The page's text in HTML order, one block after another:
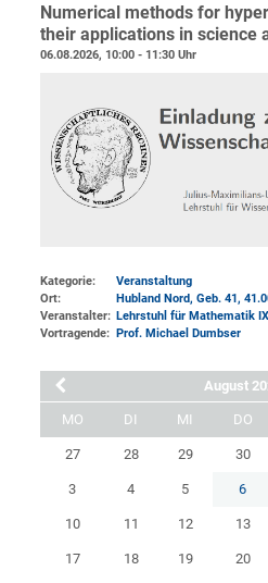
Numerical methods for
their applications in science
06.08.2026, 10:00 - 11:30 Uhr
Kategorie:
Veranstaltung
Ort:
Hubland Nord, Geb. 41,
Veranstalter: Lehrstuhl für Mathematik
Vortragende: Prof. Michael Dumbser
August
MO DI MI DO
27 28 29 30
3 4 5 6
10 11 12 13
17 18 19 20